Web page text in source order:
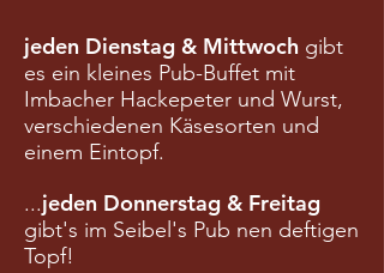
jeden Dienstag & Mittwoch gibt
es ein kleines Pub-Buffet mit
Imbacher Hackepeter und Wurst,
verschiedenen Käsesorten und
einem Eintopf.
...jeden Donnerstag & Freitag
gibt's im Seibel's Pub nen deftigen
Topf!